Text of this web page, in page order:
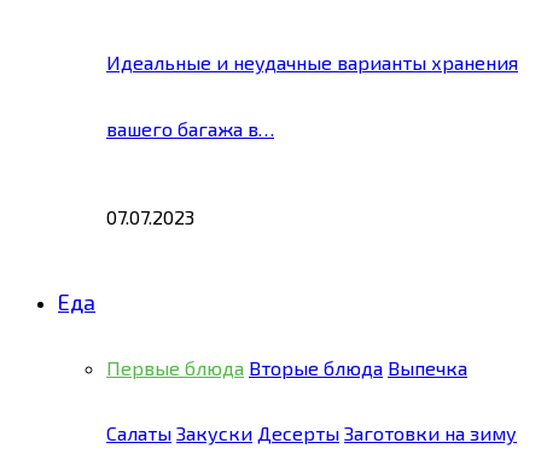
Идеальные и неудачные варианты хранения
вашего багажа в…
07.07.2023
Еда
Первые блюда Вторые блюда Выпечка
Салаты Закуски Десерты Заготовки на зиму